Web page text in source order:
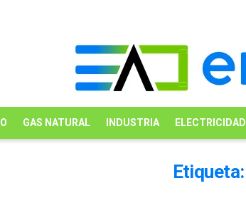
GAS NATURAL INDUSTRIA ELECTRICIDAD
Etiqueta: